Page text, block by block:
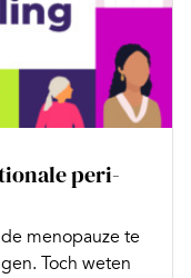
peri-
menopauze te
Toch weten